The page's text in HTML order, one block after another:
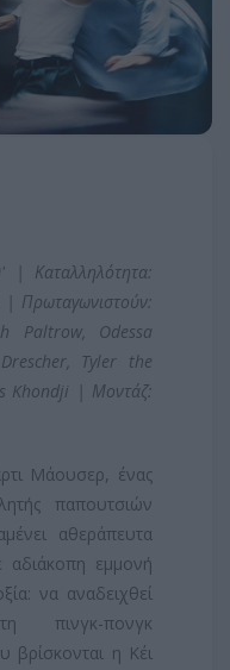
Καταλληλότητα:
| Πρωταγωνιστούν:
Paltrow, Odessa
Tyler the
Khondji | Μοντάζ:
Μάουσερ, ένας
παπουτσιών
αθεράπευτα
αδιάκοπη εμμονή
να αναδειχθεί
πινγκ-πονγκ
βρίσκονται η Κέι